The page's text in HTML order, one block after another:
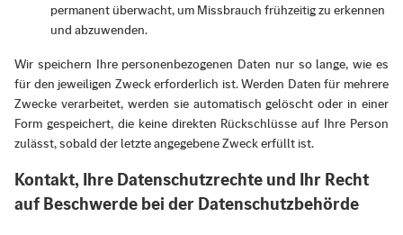
permanent überwacht, um Missbrauch frühzeitig zu erkennen
und abzuwenden.
Wir speichern Ihre personenbezogenen Daten nur so lange, wie es
für den jeweiligen Zweck erforderlich ist. Werden Daten für mehrere
Zwecke verarbeitet, werden sie automatisch gelöscht oder in einer
Form gespeichert, die keine direkten Rückschlüsse auf Ihre Person
zulässt, sobald der letzte angegebene Zweck erfüllt ist.
Kontakt, Ihre Datenschutzrechte und Ihr Recht
auf Beschwerde bei der Datenschutzbehörde